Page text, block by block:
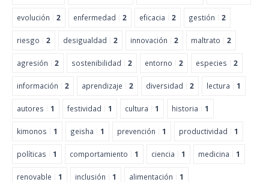
evolución 2 enfermedad 2 eficacia 2 gestión 2
riesgo 2 desigualdad 2 innovación 2 maltrato 2
agresión 2 sostenibilidad 2 entorno 2 especies 2
información 2 aprendizaje 2 diversidad 2 lectura 1
autores 1 festividad 1 cultura 1 historia 1
kimonos 1 geisha 1 prevención 1 productividad 1
políticas 1 comportamiento 1 ciencia 1 medicina 1
renovable 1 inclusión 1 alimentación 1